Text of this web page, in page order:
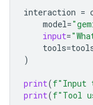
interaction =
model=
input=
tools=
)
print(f"Input
print(f"Tool